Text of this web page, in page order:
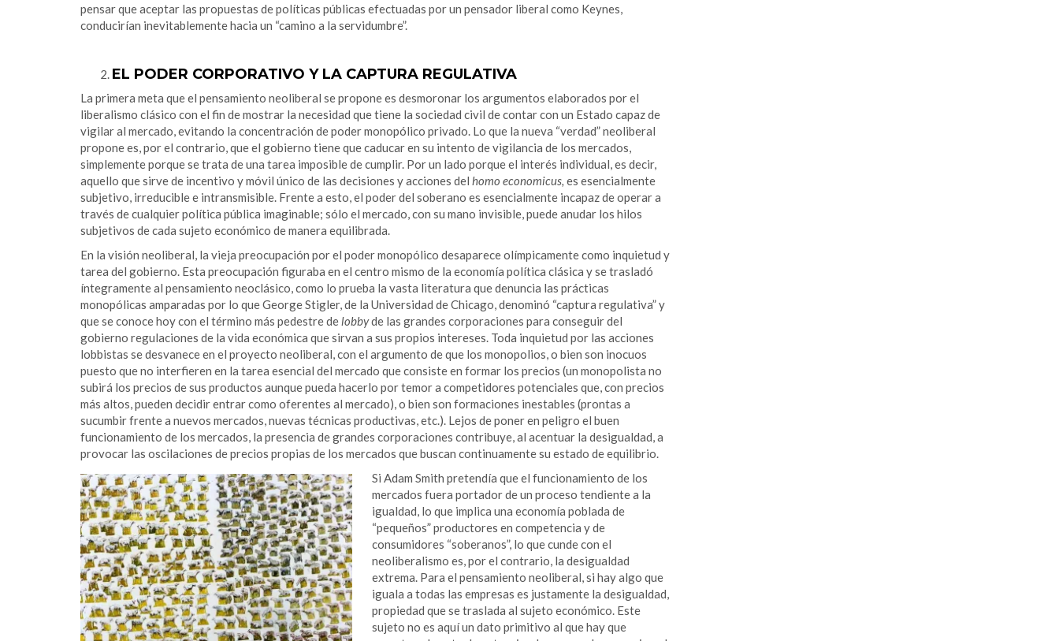
pensar que aceptar las propuestas de políticas públicas efectuadas por un pensador liberal como Keynes,
conducirían inevitablemente hacia un “camino a la servidumbre”.
EL PODER CORPORATIVO Y LA CAPTURA REGULATIVA
La primera meta que el pensamiento neoliberal se propone es desmoronar los argumentos elaborados por el
liberalismo clásico con el fin de mostrar la necesidad que tiene la sociedad civil de contar con un Estado capaz de
vigilar al mercado, evitando la concentración de poder monopólico privado. Lo que la nueva “verdad” neoliberal
propone es, por el contrario, que el gobierno tiene que caducar en su intento de vigilancia de los mercados,
simplemente porque se trata de una tarea imposible de cumplir. Por un lado porque el interés individual, es decir,
aquello que sirve de incentivo y móvil único de las decisiones y acciones del homo economicus, es esencialmente
subjetivo, irreducible e intransmisible. Frente a esto, el poder del soberano es esencialmente incapaz de operar a
través de cualquier política pública imaginable; sólo el mercado, con su mano invisible, puede anudar los hilos
subjetivos de cada sujeto económico de manera equilibrada.
En la visión neoliberal, la vieja preocupación por el poder monopólico desaparece olímpicamente como inquietud y
tarea del gobierno. Esta preocupación figuraba en el centro mismo de la economía política clásica y se trasladó
íntegramente al pensamiento neoclásico, como lo prueba la vasta literatura que denuncia las prácticas
monopólicas amparadas por lo que George Stigler, de la Universidad de Chicago, denominó “captura regulativa” y
que se conoce hoy con el término más pedestre delobbyde las grandes corporaciones para conseguir del
gobierno regulaciones de la vida económica que sirvan a sus propios intereses. Toda inquietud por las acciones
lobbistas se desvanece en el proyecto neoliberal, con el argumento de que los monopolios, o bien son inocuos
puesto que no interfieren en la tarea esencial del mercado que consiste en formar los precios (un monopolista no
subirá los precios de sus productos aunque pueda hacerlo por temor a competidores potenciales que, con precios
más altos, pueden decidir entrar como oferentes al mercado), o bien son formaciones inestables (prontas a
sucumbir frente a nuevos mercados, nuevas técnicas productivas, etc.). Lejos de poner en peligro el buen
funcionamiento de los mercados, la presencia de grandes corporaciones contribuye, al acentuar la desigualdad, a
provocar las oscilaciones de precios propias de los mercados que buscan continuamente su estado de equilibrio.
Si Adam Smith pretendía que el funcionamiento de los
mercados fuera portador de un proceso tendiente a la
igualdad, lo que implica una economía poblada de
“pequeños” productores en competencia y de
consumidores “soberanos”, lo que cunde con el
neoliberalismo es, por el contrario, la desigualdad
extrema. Para el pensamiento neoliberal, si hay algo que
iguala a todas las empresas es justamente la desigualdad,
propiedad que se traslada al sujeto económico. Este
sujeto no es aquí un dato primitivo al que hay que